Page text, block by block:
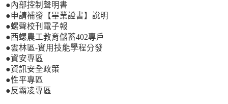
●內部控制聲明書
●申請補發【畢業證書】說明
●螺聲校刊電子報
●西螺農工教育儲蓄402專戶
●雲林區-實用技能學程分發
●資安專區
●資訊安全政策
●性平專區
●反霸凌專區